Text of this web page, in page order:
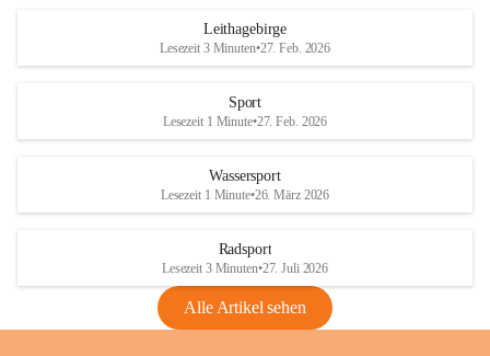
Maßnahmen zur Bekämpfung
Rebe und der Amerikanischen
Anhang VBl. EU Nr. 18
1 Seite•1,4 MB
VBl. EU Nr. 18_2026
Leithagebirge
Lesezeit 3 Minuten•27. Feb. 2026
Sport
Lesezeit 1 Minute•27. Feb. 2026
Wassersport
Lesezeit 1 Minute•26. März 2026
Radsport
Lesezeit 3 Minuten•27. Juli 2026
Alle Artikel sehen